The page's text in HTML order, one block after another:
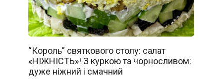
“Король” святкового столу: салат
«НІЖНІСТЬ»! З куркою та чорносливом:
дуже ніжний і смачний